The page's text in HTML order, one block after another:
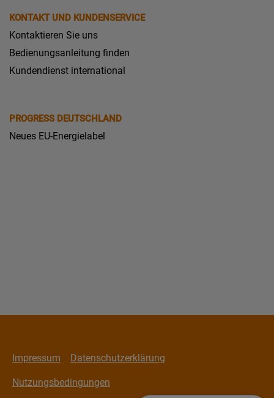
KONTAKT UND KUNDENSERVICE
Kontaktieren Sie uns
Bedienungsanleitung finden
Kundendienst international
PROGRESS DEUTSCHLAND
Neues EU-Energielabel
Impressum Datenschutzerklärung
Nutzungsbedingungen